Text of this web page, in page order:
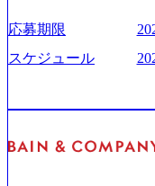
ため事業創造の自由
的な成長を若手に任せ
ョンメリットを重視
ア組織） 2026年8月
日(月) 16:00 ※応募者
の上参加者を決定さ
● 当日の流れ 受付 →
後、随時ご案内) ※全
6218) 大手広告代理店
材が集結するワケ
ジニアからコンサル
た？ (https://
nture.com/jp-ja/case-
on) 大正製薬：ITカー
m/jp-ja/case-studies/
ジー & コンサルティ
供している日系最大
『Build Beyond As
企業や組織の変革を
確実な実現と社会的
Cとの戦略的資本提携
シングなどの専門知識
えるプロフェッショ
応募期限
スケジュール